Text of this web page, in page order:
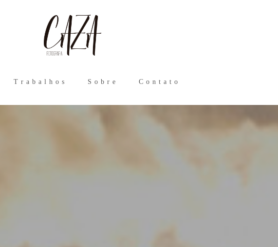
Trabalhos Sobre Contato